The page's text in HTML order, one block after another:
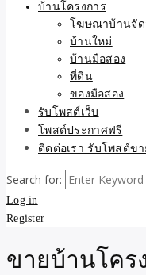
บ้านโครงการ
โฆษณาบ้านจัด
บ้านใหม่
บ้านมือสอง
ที่ดิน
ของมือสอง
รับโพสต์เว็บ
โพสต์ประกาศฟรี
ติดต่อเรา รับโพสต์ข
Search for:
Log in
Register
ขายบ้านโคร